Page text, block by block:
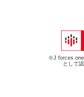
※J forces
として